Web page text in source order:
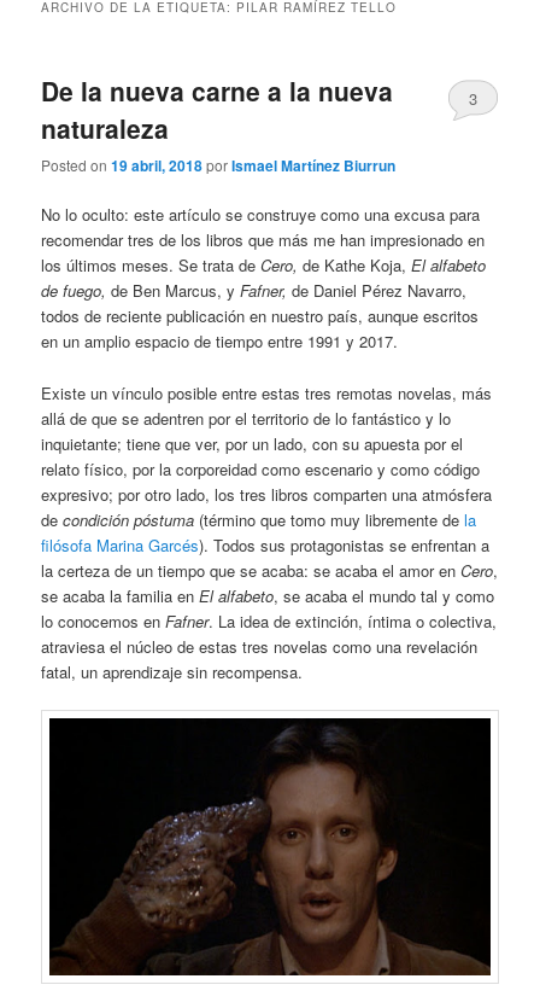
ARCHIVO DE LA ETIQUETA: PILAR RAMÍREZ TELLO
De la nueva carne a la nueva
naturaleza
Posted on19 abril, 2018porIsmael Martínez Biurrun
3
No lo oculto: este artículo se construye como una excusa para
recomendar tres de los libros que más me han impresionado en
los últimos meses. Se trata deCero, de Kathe Koja,El alfabeto
de fuego,de Ben Marcus, yFafner, de Daniel Pérez Navarro,
todos de reciente publicación en nuestro país, aunque escritos
en un amplio espacio de tiempo entre 1991 y 2017.
Existe un vínculo posible entre estas tres remotas novelas, más
allá de que se adentren por el territorio de lo fantástico y lo
inquietante; tiene que ver, por un lado, con su apuesta por el
relato físico, por la corporeidad como escenario y como código
expresivo; por otro lado, los tres libros comparten una atmósfera
decondición póstuma (término que tomo muy libremente dela
filósofa Marina Garcés). Todos sus protagonistas se enfrentan a
la certeza de un tiempo que se acaba: se acaba el amor enCero,
se acaba la familia enEl alfabeto, se acaba el mundo tal y como
lo conocemos enFafner. La idea de extinción, íntima o colectiva,
atraviesa el núcleo de estas tres novelas como una revelación
fatal, un aprendizaje sin recompensa.